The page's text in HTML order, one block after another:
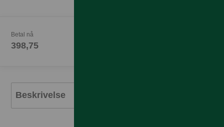
Betal nå
398,75
Beskrivelse